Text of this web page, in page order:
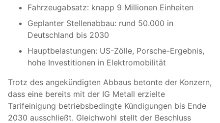
Fahrzeugabsatz: knapp 9 Millionen Einheiten
Geplanter Stellenabbau: rund 50.000 in
Deutschland bis 2030
Hauptbelastungen: US-Zölle, Porsche-Ergebnis,
hohe Investitionen in Elektromobilität
Trotz des angekündigten Abbaus betonte der Konzern,
dass eine bereits mit der IG Metall erzielte
Tarifeinigung betriebsbedingte Kündigungen bis Ende
2030 ausschließt. Gleichwohl stellt der Beschluss